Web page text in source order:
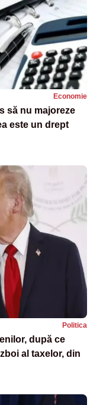
Economie
să nu majoreze
este un drept
Politica
după ce
al taxelor, din